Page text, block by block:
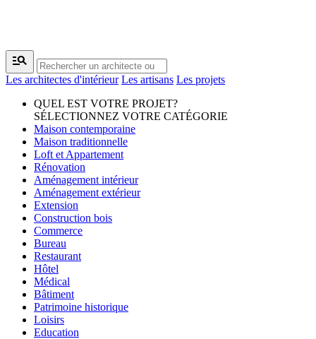
manage_search
Les architectes d'intérieur Les artisans Les projets
QUEL EST VOTRE PROJET?
SÉLECTIONNEZ VOTRE CATÉGORIE
Maison contemporaine
Maison traditionnelle
Loft et Appartement
Rénovation
Aménagement intérieur
Aménagement extérieur
Extension
Construction bois
Commerce
Bureau
Restaurant
Hôtel
Médical
Bâtiment
Patrimoine historique
Loisirs
Education